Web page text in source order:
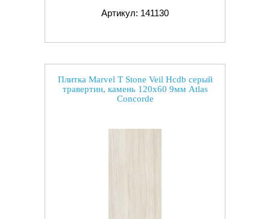
Артикул: 141130
Плитка Marvel T Stone Veil Hcdb серый
травертин, камень 120x60 9мм Atlas
Concorde